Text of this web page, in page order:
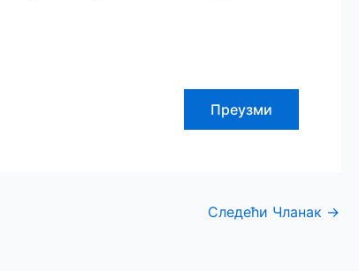
Преузми
Следећи Чланак →